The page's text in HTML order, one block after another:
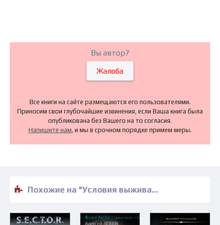
Вы автор?
Жалоба
Все книги на сайте размещаются его пользователями.
Приносим свои глубочайшие извинения, если Ваша книга была
опубликована без Вашего на то согласия.
Напишите нам, и мы в срочном порядке примем меры.
Похожие на "Условия выживания - Леонид Кудрявцев" книги читать бесплатно полные версии